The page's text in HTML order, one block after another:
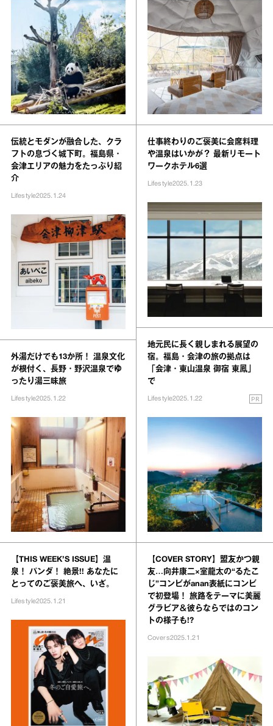
伝統とモダンが融合した、クラ
フトの息づく城下町。福島県・
会津エリアの魅力をたっぷり紹
介
Lifestyle2025.1.24
外湯だけでも13か所！ 温泉文化
が根付く、長野・野沢温泉でゆ
ったり湯三昧旅
Lifestyle2025.1.22
【THIS WEEK’S ISSUE】温
泉！ パンダ！ 絶景!! あなたに
とってのご褒美旅へ、いざ。
Lifestyle2025.1.21
仕事終わりのご褒美に会席料理
や温泉はいかが？ 最新リモート
ワークホテル6選
Lifestyle2025.1.23
地元民に長く親しまれる展望の
宿。福島・会津の旅の拠点は
「会津・東山温泉 御宿 東鳳」
で
Lifestyle2025.1.22 PR
【COVER STORY】盟友かつ親
友…向井康二×室龍太の“るたこ
じ”コンビがanan表紙にコンビ
で初登場！ 旅路をテーマに美麗
グラビア＆彼らならではのコン
トの様子も!?
Covers2025.1.21